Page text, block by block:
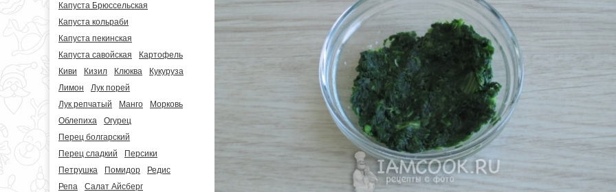
Капуста Брюссельская
Капуста кольраби
Капуста пекинская
Капуста савойская
Картофель
Киви
Кизил Клюква
Кукуруза
Лимон
Лук порей
Лук репчатый
Манго
Морковь
Облепиха
Огурец
Перец болгарский
Перец сладкий
Персики
Петрушка
Помидор
Редис
Репа
Салат Айсберг